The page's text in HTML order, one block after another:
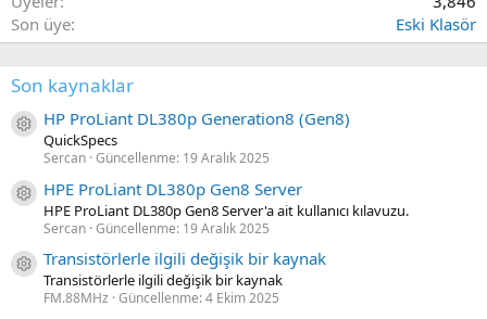
Son üye
Eski Klasör
Son kaynaklar
Kaynak ikon/amblem
HP ProLiant DL380p Generation8 (Gen8)
QuickSpecs
Sercan Güncellenme: 19 Aralık 2025
Kaynak ikon/amblem
HPE ProLiant DL380p Gen8 Server
HPE ProLiant DL380p Gen8 Server'a ait kullanıcı kılavuzu.
Sercan Güncellenme: 19 Aralık 2025
Kaynak ikon/amblem
Transistörlerle ilgili değişik bir kaynak
Transistörlerle ilgili değişik bir kaynak
FM.88MHz Güncellenme:4 Ekim 2025